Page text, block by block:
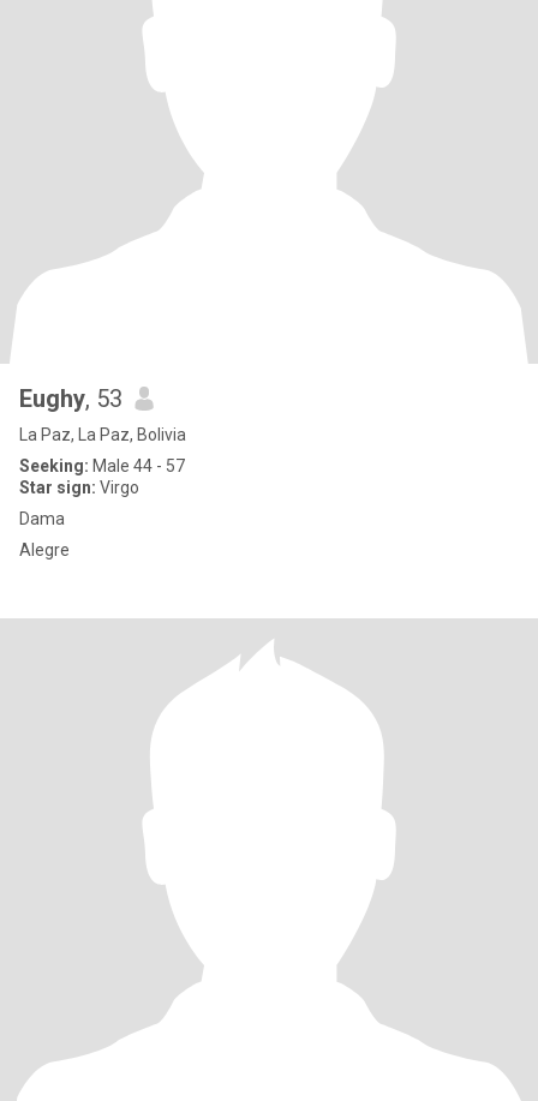
Eughy, 53
La Paz, La Paz, Bolivia
Seeking: Male 44 - 57
Star sign: Virgo
Dama
Alegre